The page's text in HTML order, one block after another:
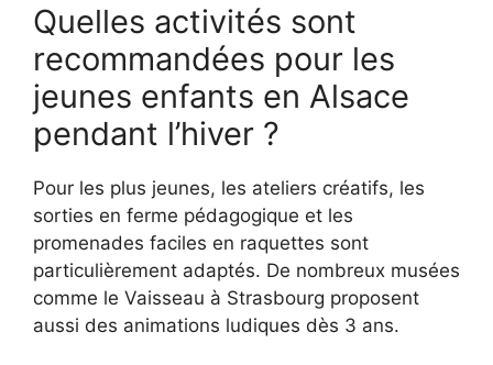
Quelles activités sont
recommandées pour les
jeunes enfants en Alsace
pendant l’hiver ?
Pour les plus jeunes, les ateliers créatifs, les
sorties en ferme pédagogique et les
promenades faciles en raquettes sont
particulièrement adaptés. De nombreux musées
comme le Vaisseau à Strasbourg proposent
aussi des animations ludiques dès 3 ans.